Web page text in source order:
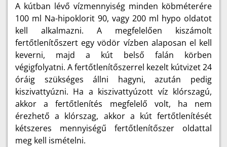
A kútban lévő vízmennyiség minden köbméterére
100 ml Na-hipoklorit 90, vagy 200 ml hypo oldatot
kell alkalmazni. A megfelelően kiszámolt
fertőtlenítőszert egy vödör vízben alaposan el kell
keverni, majd a kút belső falán körben
végigfolyatni. A fertőtlenítőszerrel kezelt kútvizet 24
óráig szükséges állni hagyni, azután pedig
kiszivattyúzni. Ha a kiszivattyúzott víz klórszagú,
akkor a fertőtlenítés megfelelő volt, ha nem
érezhető a klórszag, akkor a kút fertőtlenítését
kétszeres mennyiségű fertőtlenítőszer oldattal
meg kell ismételni.